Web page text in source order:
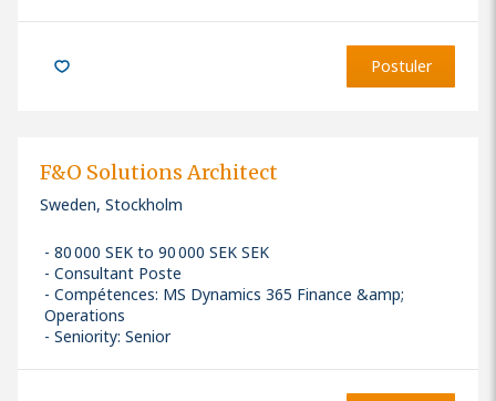
Postuler
F&O Solutions Architect
Sweden, Stockholm
80 000 SEK to 90 000 SEK SEK
Consultant Poste
Compétences: MS Dynamics 365 Finance &amp;
Operations
Seniority: Senior